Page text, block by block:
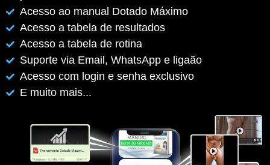
Acesso ao manual Dotado Máximo
Acesso a tabela de resultados
Acesso a tabela de rotina
Suporte via Email, WhatsApp e ligaão
Acesso com login e senha exclusivo
E muito mais...